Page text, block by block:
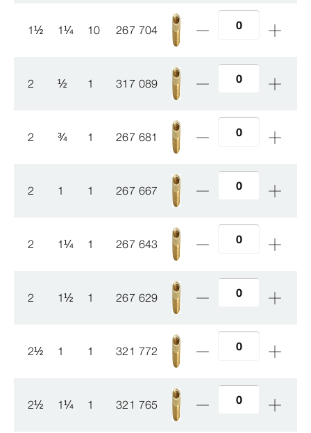
1½ 1¼ 10 267 704
2 ½ 1 317 089
2 ¾ 1 267 681
2 1 1 267 667
2 1¼ 1 267 643
2 1½ 1 267 629
2½ 1 1 321 772
2½ 1¼ 1 321 765